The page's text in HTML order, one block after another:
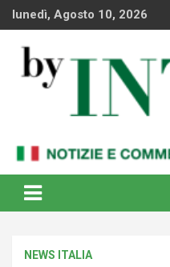
Skiplunedì, Agosto 10, 2026
By Internews
internazionale
NEWS ITALIA